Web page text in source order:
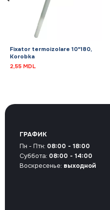
Fixator termoizolare 10*180,
Korobka
2,55 MDL
ГРАФИК
Пн - Птн: 08:00 - 18:00
Суббота: 08:00 - 14:00
Воскресенье: выходной